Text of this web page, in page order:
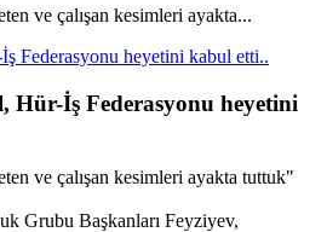
ve çalışan kesimleri ayakta...
Federasyonu heyetini kabul etti..
Hür-İş Federasyonu heyetini
ve çalışan kesimleri ayakta tuttuk"